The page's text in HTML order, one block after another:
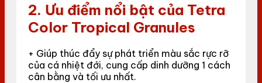
2. Ưu điểm nổi bật của Tetra
Color Tropical Granules
+ Giúp thúc đẩy sự phát triển màu sắc rực rỡ
của cá nhiệt đới, cung cấp dinh dưỡng 1 cách
cân bằng và tối ưu nhất.